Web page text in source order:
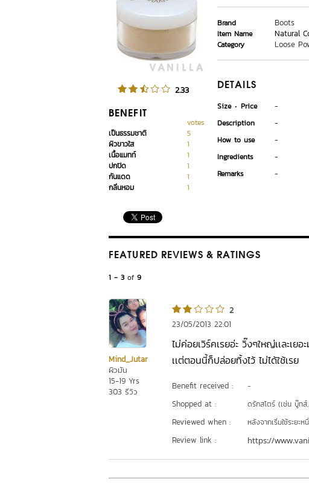
2.33
BENEFIT
votes
เป็นธรรมชาติ
5
ผิวขาวใส
1
เนื้อแมทท์
1
ปกปิด
1
กันแดด
1
กลิ่นหอม
1
Brand Boots
Item Name Natural
Category Loose
DETAILS
Size Price
-
Description
-
How to use
-
Ingredients
-
Remarks
-
FEATURED REVIEWS & RATINGS
1 - 3 of 9
Mind_Jutar
ผิวมัน
15-19 Yrs
303 รีวิว
2
23/05/2013 22:01
ไม่ค่อยเวิร์คเรยอ่ะ วิ๊งๆใหญ่เเละเ
เเต่ตอนนี้ก็ปล่อยทิ้งไว้ ไม่ได้ใช้เรย
Benefit received : -
Shopped at : ดรักสโตร์ (เช่น บู๊ทส์
Reviewed when : หลังจากเริ่มใช้ระยะห
Review link : https://